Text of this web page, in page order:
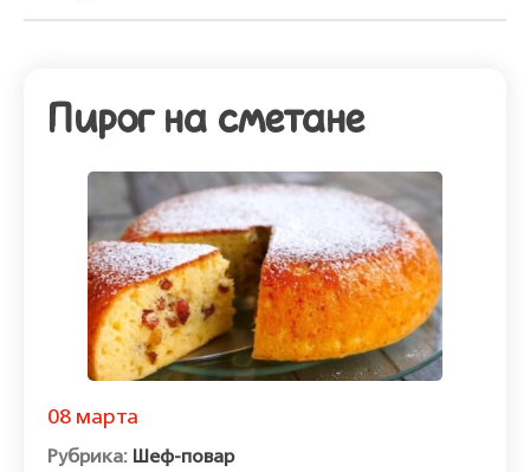
Пирог на сметане
08 марта
Шеф-повар